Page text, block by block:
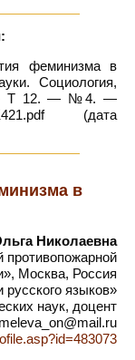
феминизма в
Социология,
— Т 12. — №4. —
(дата
в
Николаевна
Москва, Россия
языков»
наук, доцент